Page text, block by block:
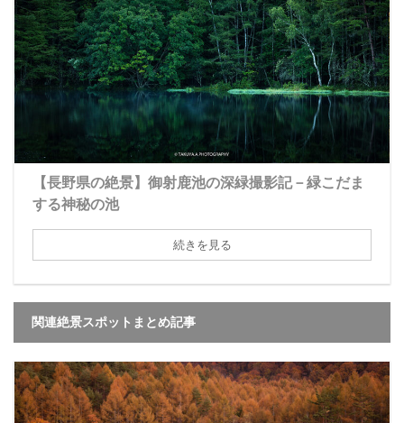
【長野県の絶景】御射鹿池の深緑撮影記－緑こだま
する神秘の池
続きを見る
関連絶景スポットまとめ記事